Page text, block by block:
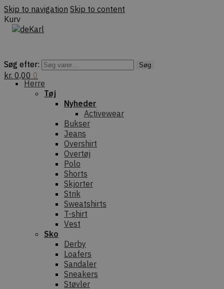
Skip to navigation Skip to content
Kurv
Søg efter: Søg
kr. 0,00 0
Søg efter: Søg
Herre
Tøj
Nyheder
Activewear
Bukser
Jeans
Overshirt
Overtøj
Polo
Shorts
Skjorter
Strik
Sweatshirts
T-shirt
Vest
Sko
Derby
Loafers
Sandaler
Sneakers
Støvler